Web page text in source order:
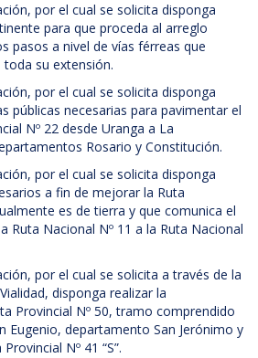
por el cual se solicita disponga
para que proceda al arreglo
pasos a nivel de vías férreas que
toda su extensión.
por el cual se solicita disponga
públicas necesarias para pavimentar el
Nº 22 desde Uranga a La
Rosario y Constitución.
por el cual se solicita disponga
a fin de mejorar la Ruta
es de tierra y que comunica el
Ruta Nacional Nº 11 a la Ruta Nacional
por el cual se solicita a través de la
disponga realizar la
Provincial Nº 50, tramo comprendido
Eugenio, departamento San Jerónimo y
Nº 41 “S”.